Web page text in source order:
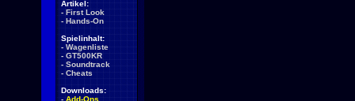
Artikel:
- First Look
- Hands-On
Spielinhalt:
- Wagenliste
- GT500KR
- Soundtrack
- Cheats
Downloads:
- Add-Ons